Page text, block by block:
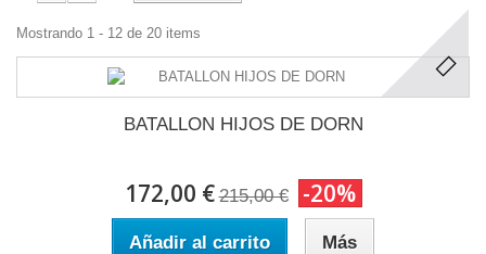
Mostrando 1 - 12 de 20 items
BATALLON HIJOS DE DORN
172,00 € 215,00 € -20%
Añadir al carrito Más